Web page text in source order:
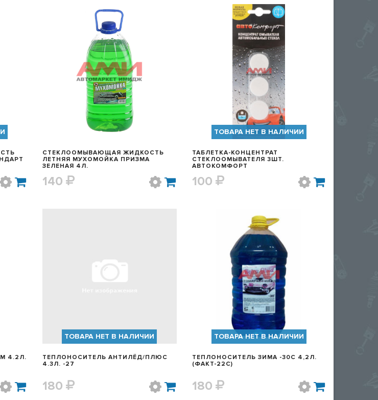
БЫСТРЫЙ ПРОСМОТР
СТЕКЛООМЫВАЮЩАЯ ЖИДКОСТЬ
ЛЕТНЯЯ МУХОМОЙКА ПРИЗМА
ЗЕЛЕНАЯ 4Л.
140
БЫСТРЫЙ ПРОСМОТР
ТОВАРА НЕТ В НАЛИЧИИ
ТАБЛЕТКА-КОНЦЕНТРАТ
СТЕКЛООМЫВАТЕЛЯ 3ШТ.
АВТОКОМФОРТ
100
4.2Л.
ТОВАРА НЕТ В НАЛИЧИИ
ТЕПЛОНОСИТЕЛЬ АНТИЛЁД/ПЛЮС
4.3Л. -27
180
БЫСТРЫЙ ПРОСМОТР
ТОВАРА НЕТ В НАЛИЧИИ
ТЕПЛОНОСИТЕЛЬ ЗИМА -30C 4,2Л.
(ФАКТ-22С)
180